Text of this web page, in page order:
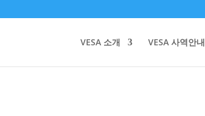
VESA 소개 VESA 사역안내